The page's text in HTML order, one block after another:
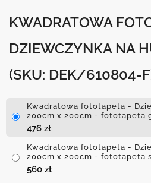
KWADRATOWA
DZIEWCZYNKA NA
(SKU: DEK/610804-
Kwadratowa fototapeta -
200cm x 200cm - fototapeta
476 zł
Kwadratowa fototapeta -
200cm x 200cm - fototapeta
560 zł